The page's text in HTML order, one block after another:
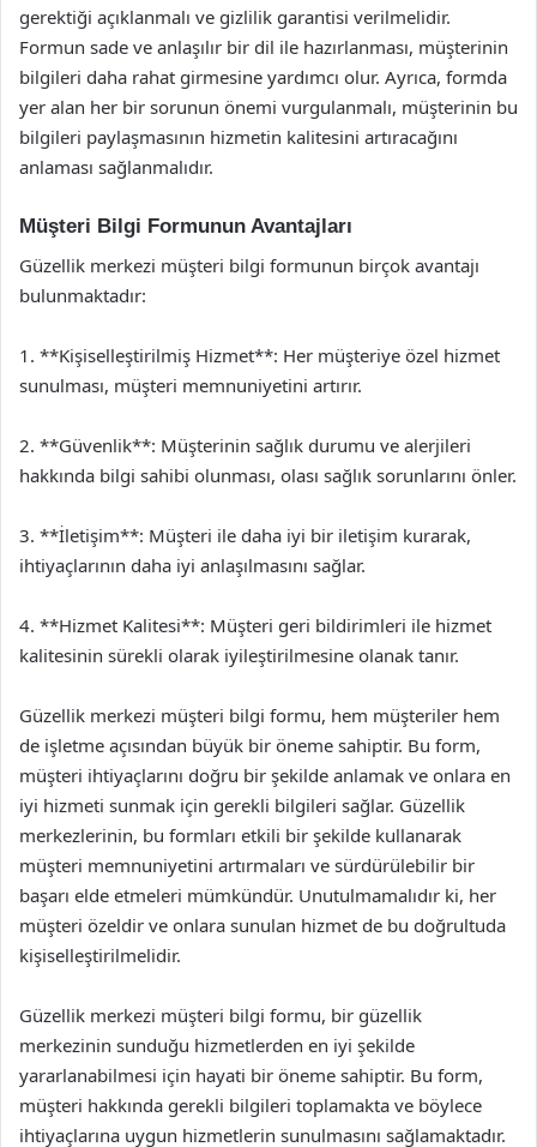
gerektiği açıklanmalı ve gizlilik garantisi verilmelidir.
Formun sade ve anlaşılır bir dil ile hazırlanması, müşterinin
bilgileri daha rahat girmesine yardımcı olur. Ayrıca, formda
yer alan her bir sorunun önemi vurgulanmalı, müşterinin bu
bilgileri paylaşmasının hizmetin kalitesini artıracağını
anlaması sağlanmalıdır.
Müşteri Bilgi Formunun Avantajları
Güzellik merkezi müşteri bilgi formunun birçok avantajı
bulunmaktadır:
1. **Kişiselleştirilmiş Hizmet**: Her müşteriye özel hizmet
sunulması, müşteri memnuniyetini artırır.
2. **Güvenlik**: Müşterinin sağlık durumu ve alerjileri
hakkında bilgi sahibi olunması, olası sağlık sorunlarını önler.
3. **İletişim**: Müşteri ile daha iyi bir iletişim kurarak,
ihtiyaçlarının daha iyi anlaşılmasını sağlar.
4. **Hizmet Kalitesi**: Müşteri geri bildirimleri ile hizmet
kalitesinin sürekli olarak iyileştirilmesine olanak tanır.
Güzellik merkezi müşteri bilgi formu, hem müşteriler hem
de işletme açısından büyük bir öneme sahiptir. Bu form,
müşteri ihtiyaçlarını doğru bir şekilde anlamak ve onlara en
iyi hizmeti sunmak için gerekli bilgileri sağlar. Güzellik
merkezlerinin, bu formları etkili bir şekilde kullanarak
müşteri memnuniyetini artırmaları ve sürdürülebilir bir
başarı elde etmeleri mümkündür. Unutulmamalıdır ki, her
müşteri özeldir ve onlara sunulan hizmet de bu doğrultuda
kişiselleştirilmelidir.
Güzellik merkezi müşteri bilgi formu, bir güzellik
merkezinin sunduğu hizmetlerden en iyi şekilde
yararlanabilmesi için hayati bir öneme sahiptir. Bu form,
müşteri hakkında gerekli bilgileri toplamakta ve böylece
ihtiyaçlarına uygun hizmetlerin sunulmasını sağlamaktadır.